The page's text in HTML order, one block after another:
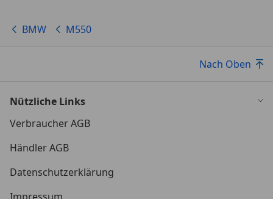
BMW M550
Nach Oben
Nützliche Links
Verbraucher AGB
Händler AGB
Datenschutzerklärung